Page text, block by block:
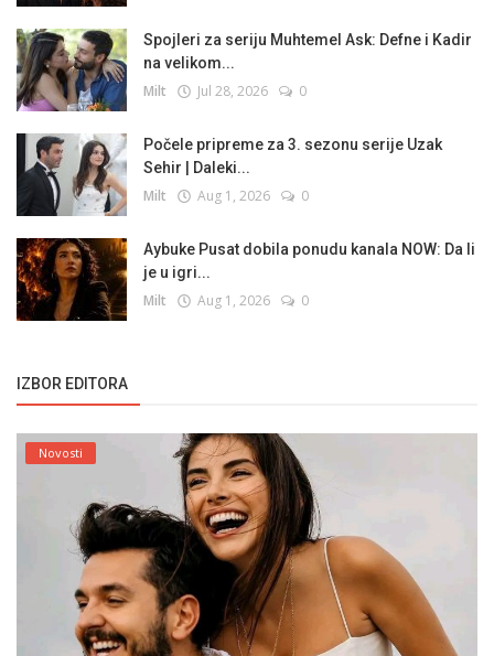
Spojleri za seriju Muhtemel Ask: Defne i Kadir
na velikom...
Milt Jul 28, 2026 0
Počele pripreme za 3. sezonu serije Uzak
Sehir | Daleki...
Milt Aug 1, 2026 0
Aybuke Pusat dobila ponudu kanala NOW: Da li
je u igri...
Milt Aug 1, 2026 0
IZBOR EDITORA
Novosti